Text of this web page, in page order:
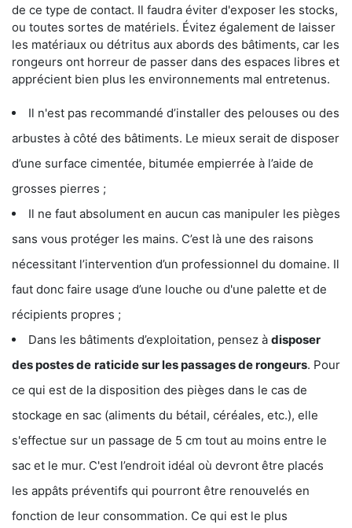
de ce type de contact. Il faudra éviter d'exposer les stocks,
ou toutes sortes de matériels. Évitez également de laisser
les matériaux ou détritus aux abords des bâtiments, car les
rongeurs ont horreur de passer dans des espaces libres et
apprécient bien plus les environnements mal entretenus.
Il n'est pas recommandé d’installer des pelouses ou des
arbustes à côté des bâtiments. Le mieux serait de disposer
d’une surface cimentée, bitumée empierrée à l’aide de
grosses pierres ;
Il ne faut absolument en aucun cas manipuler les pièges
sans vous protéger les mains. C’est là une des raisons
nécessitant l’intervention d’un professionnel du domaine. Il
faut donc faire usage d’une louche ou d'une palette et de
récipients propres ;
Dans les bâtiments d’exploitation, pensez à disposer
des postes de raticide sur les passages de rongeurs. Pour
ce qui est de la disposition des pièges dans le cas de
stockage en sac (aliments du bétail, céréales, etc.), elle
s'effectue sur un passage de 5 cm tout au moins entre le
sac et le mur. C'est l’endroit idéal où devront être placés
les appâts préventifs qui pourront être renouvelés en
fonction de leur consommation. Ce qui est le plus